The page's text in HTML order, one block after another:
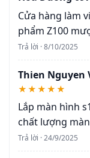
Cửa hàng làm
phẩm Z100
Trả lời · 8/10/2025
Thien Nguyen
★★★★★
Lắp màn hình
chất lượng
Trả lời · 24/9/2025